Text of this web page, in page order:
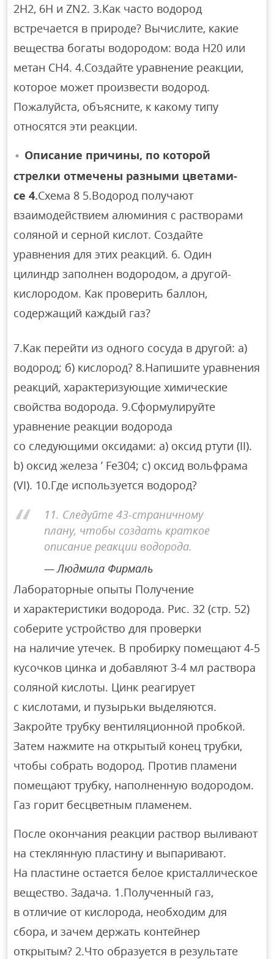
2H2, 6H и ZN2. 3.Как часто водород
встречается в природе? Вычислите, какие
вещества богаты водородом: вода H20 или
метан CH4. 4.Создайте уравнение реакции,
которое может произвести водород.
Пожалуйста, объясните, к какому типу
относятся эти реакции.
Описание причины, по которой
стрелки отмечены разными цветами-
се 4.Схема 8 5.Водород получают
взаимодействием алюминия с растворами
соляной и серной кислот. Создайте
уравнения для этих реакций. 6. Один
цилиндр заполнен водородом, а другой-
кислородом. Как проверить баллон,
содержащий каждый газ?
7.Как перейти из одного сосуда в другой: а)
водород; б) кислород? 8.Напишите уравнения
реакций, характеризующие химические
свойства водорода. 9.Сформулируйте
уравнение реакции водорода
со следующими оксидами: а) оксид ртути (II).
b) оксид железа ’ Fe304; c) оксид вольфрама
(VI). 10.Где используется водород?
11. Следуйте 43-страничному
плану, чтобы создать краткое
описание реакции водорода.
Людмила Фирмаль
Лабораторные опыты Получение
и характеристики водорода. Рис. 32 (стр. 52)
соберите устройство для проверки
на наличие утечек. В пробирку помещают 4-5
кусочков цинка и добавляют 3-4 мл раствора
соляной кислоты. Цинк реагирует
с кислотами, и пузырьки выделяются.
Закройте трубку вентиляционной пробкой.
Затем нажмите на открытый конец трубки,
чтобы собрать водород. Против пламени
помещают трубку, наполненную водородом.
Газ горит бесцветным пламенем.
После окончания реакции раствор выливают
на стеклянную пластину и выпаривают.
На пластине остается белое кристаллическое
вещество. Задача. 1.Полученный газ,
в отличие от кислорода, необходим для
сбора, и зачем держать контейнер
открытым? 2.Что образуется в результате